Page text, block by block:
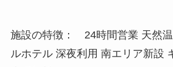
施設の特徴： 24時間営業 天然
ルホテル 深夜利用 南エリア新設